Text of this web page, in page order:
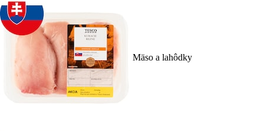
Mäso a lahôdky